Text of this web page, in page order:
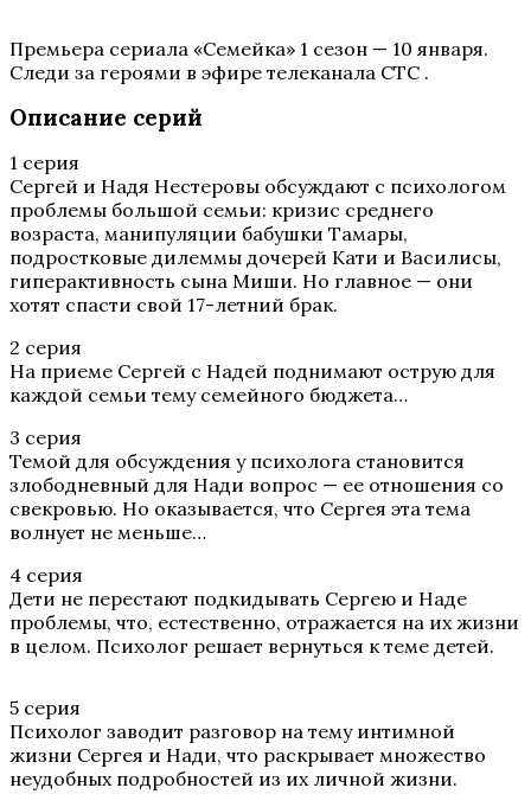
Премьера сериала «Семейка» 1 сезон — 10 января.
Следи за героями в эфире телеканала СТС .
Описание серий
1 серия
Сергей и Надя Нестеровы обсуждают с психологом
проблемы большой семьи: кризис среднего
возраста, манипуляции бабушки Тамары,
подростковые дилеммы дочерей Кати и Василисы,
гиперактивность сына Миши. Но главное — они
хотят спасти свой 17-летний брак.
2 серия
На приеме Сергей с Надей поднимают острую для
каждой семьи тему семейного бюджета…
3 серия
Темой для обсуждения у психолога становится
злободневный для Нади вопрос — ее отношения со
свекровью. Но оказывается, что Сергея эта тема
волнует не меньше…
4 серия
Дети не перестают подкидывать Сергею и Наде
проблемы, что, естественно, отражается на их жизни
в целом. Психолог решает вернуться к теме детей.
5 серия
Психолог заводит разговор на тему интимной
жизни Сергея и Нади, что раскрывает множество
неудобных подробностей из их личной жизни.